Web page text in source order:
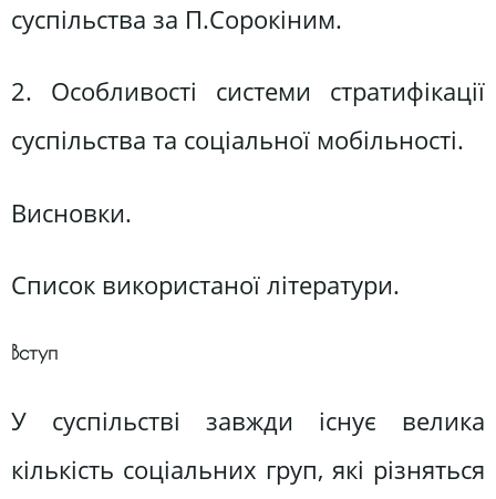
суспільства за П.Сорокіним.
2. Особливості системи стратифікації
суспільства та соціальної мобільності.
Висновки.
Список використаної літератури.
Вступ
У суспільстві завжди існує велика
кількість соціальних груп, які різняться